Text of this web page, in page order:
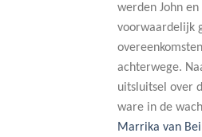
werden John
voorwaardelijk
achterwege.
uitsluitsel over
ware in de
Marrika van